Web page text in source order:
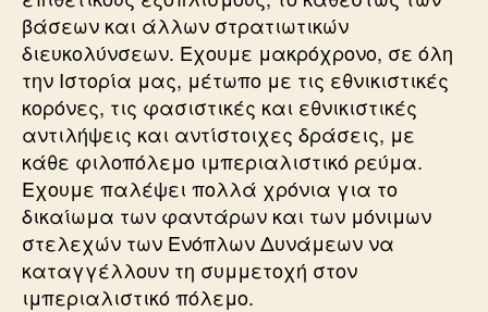
βάσεων και άλλων στρατιωτικών
διευκολύνσεων. Εχουμε μακρόχρονο, σε όλη
την Ιστορία μας, μέτωπο με τις εθνικιστικές
κορόνες, τις φασιστικές και εθνικιστικές
αντιλήψεις και αντίστοιχες δράσεις, με
κάθε φιλοπόλεμο ιμπεριαλιστικό ρεύμα.
Εχουμε παλέψει πολλά χρόνια για το
δικαίωμα των φαντάρων και των μόνιμων
στελεχών των Ενόπλων Δυνάμεων να
καταγγέλλουν τη συμμετοχή στον
ιμπεριαλιστικό πόλεμο.